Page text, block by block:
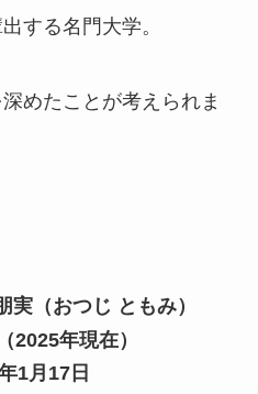
する名門大学。
めたことが考えられま
おつじ ともみ）
年現在）
1月17日